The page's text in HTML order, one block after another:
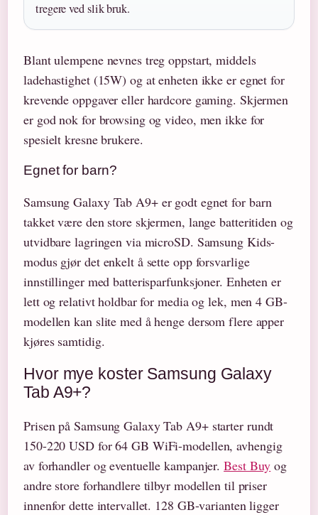
tregere ved slik bruk.
Blant ulempene nevnes treg oppstart, middels
ladehastighet (15W) og at enheten ikke er egnet for
krevende oppgaver eller hardcore gaming. Skjermen
er god nok for browsing og video, men ikke for
spesielt kresne brukere.
Egnet for barn?
Samsung Galaxy Tab A9+ er godt egnet for barn
takket være den store skjermen, lange batteritiden og
utvidbare lagringen via microSD. Samsung Kids-
modus gjør det enkelt å sette opp forsvarlige
innstillinger med batterisparfunksjoner. Enheten er
lett og relativt holdbar for media og lek, men 4 GB-
modellen kan slite med å henge dersom flere apper
kjøres samtidig.
Hvor mye koster Samsung Galaxy
Tab A9+?
Prisen på Samsung Galaxy Tab A9+ starter rundt
150-220 USD for 64 GB WiFi-modellen, avhengig
av forhandler og eventuelle kampanjer.Best Buy og
andre store forhandlere tilbyr modellen til priser
innenfor dette intervallet. 128 GB-varianten ligger